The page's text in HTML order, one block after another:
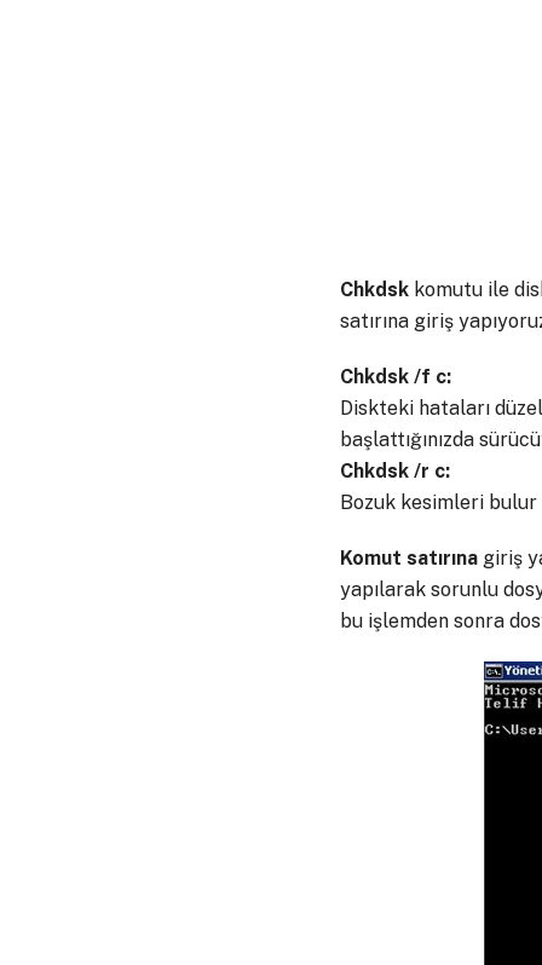
Chkdskkomutu ile
satırına giriş
Chkdsk /f c:
Diskteki hataları
başlattığınızda
Chkdsk /r c:
Bozuk kesimleri
Komut satırınagiriş
yapılarak sorunlu
bu işlemden sonra